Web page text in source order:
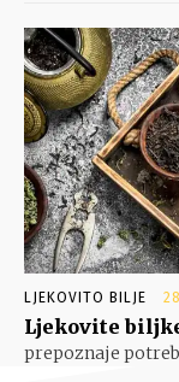
LJEKOVITO BILJE
Ljekovite
prepoznaje